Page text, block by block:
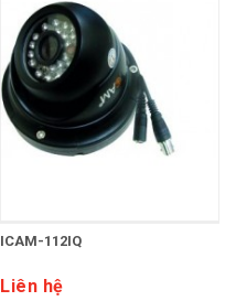
ICAM-112IQ
Liên hệ